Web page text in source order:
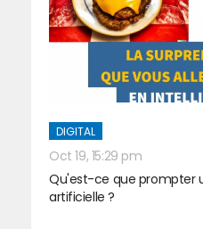
DIGITAL
Oct 19, 15:29 pm
Qu'est-ce que prompter
artificielle ?